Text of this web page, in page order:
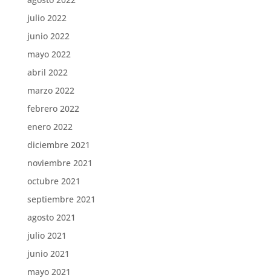
julio 2022
junio 2022
mayo 2022
abril 2022
marzo 2022
febrero 2022
enero 2022
diciembre 2021
noviembre 2021
octubre 2021
septiembre 2021
agosto 2021
julio 2021
junio 2021
mayo 2021